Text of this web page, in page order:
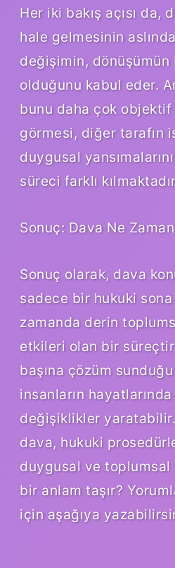
Her iki bakış açısı da,
hale gelmesinin
değişimin, dönüşümün
olduğunu kabul eder.
bunu daha çok
görmesi, diğer tarafın
duygusal
süreci farklı
Sonuç: Dava Ne
Sonuç olarak, dava
sadece bir hukuki
zamanda derin
etkileri olan bir
başına çözüm
insanların
değişiklikler
dava, hukuki
duygusal ve toplumsal
bir anlam taşır?
için aşağıya